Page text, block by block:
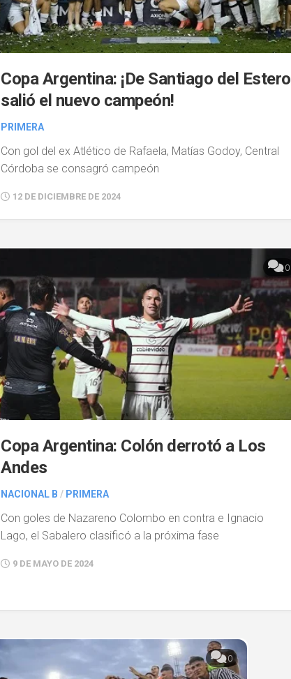
Copa Argentina: ¡De Santiago del Estero
salió el nuevo campeón!
PRIMERA
Con gol del ex Atlético de Rafaela, Matías Godoy, Central
Córdoba se consagró campeón
12 DE DICIEMBRE DE 2024
0
Copa Argentina: Colón derrotó a Los
Andes
NACIONAL B / PRIMERA
Con goles de Nazareno Colombo en contra e Ignacio
Lago, el Sabalero clasificó a la próxima fase
9 DE MAYO DE 2024
0